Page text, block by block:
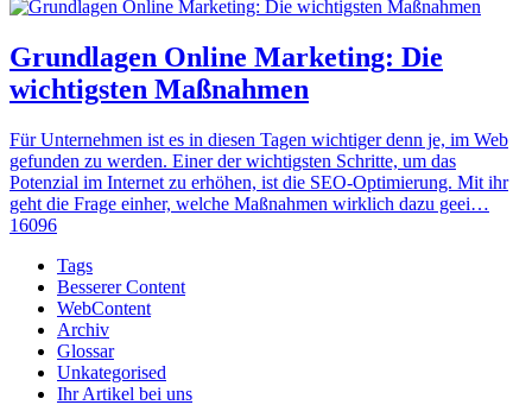
Grundlagen Online Marketing: Die
wichtigsten Maßnahmen
Für Unternehmen ist es in diesen Tagen wichtiger denn je, im Web
gefunden zu werden. Einer der wichtigsten Schritte, um das
Potenzial im Internet zu erhöhen, ist die SEO-Optimierung. Mit ihr
geht die Frage einher, welche Maßnahmen wirklich dazu geei…
16096
Tags
Besserer Content
WebContent
Archiv
Glossar
Unkategorised
Ihr Artikel bei uns